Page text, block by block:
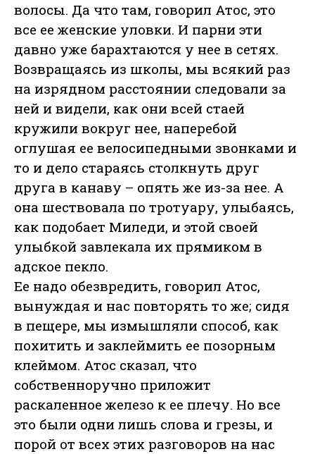
волосы. Да что там, говорил Атос, это
все ее женские уловки. И парни эти
давно уже барахтаются у нее в сетях.
Возвращаясь из школы, мы всякий раз
на изрядном расстоянии следовали за
ней и видели, как они всей стаей
кружили вокруг нее, наперебой
оглушая ее велосипедными звонками и
то и дело стараясь столкнуть друг
друга в канаву – опять же из-за нее. А
она шествовала по тротуару, улыбаясь,
как подобает Миледи, и этой своей
улыбкой завлекала их прямиком в
адское пекло.
Ее надо обезвредить, говорил Атос,
вынуждая и нас повторять то же; сидя
в пещере, мы измышляли способ, как
похитить и заклеймить ее позорным
клеймом. Атос сказал, что
собственноручно приложит
раскаленное железо к ее плечу. Но все
это были одни лишь слова и грезы, и
порой от всех этих разговоров на нас